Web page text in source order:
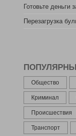
Готовьте деньги
Перезагрузка
Общество
Криминал
Происшествия
Транспорт